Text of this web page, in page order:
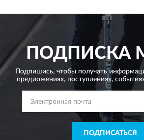
ПОДПИСКА
Подпишись, чтобы получать
предложениях, поступлениях,
ПОДПИСАТЬСЯ